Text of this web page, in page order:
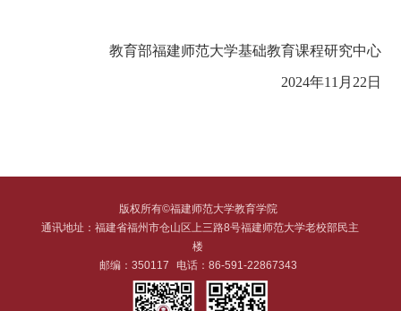
教育部福建师范大学基础教育课程研究中心
2024年11月22日
版权所有©福建师范大学教育学院
通讯地址：福建省福州市仓山区上三路8号福建师范大学老校部民主
楼
邮编：350117
电话：86-591-22867343